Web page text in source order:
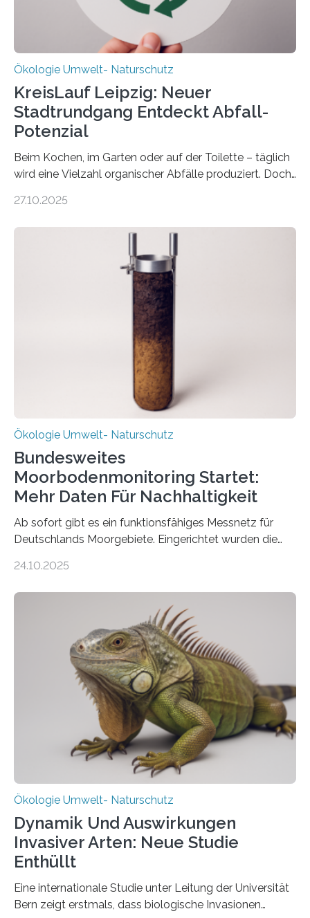
Ökologie Umwelt- Naturschutz
KreisLauf Leipzig: Neuer
Stadtrundgang Entdeckt Abfall-
Potenzial
Beim Kochen, im Garten oder auf der Toilette – täglich
wird eine Vielzahl organischer Abfälle produziert. Doch
Potenzial nur dann entfalten können, wenn sie in
Veränderung der Wirtschaft wichtig ist, zeigt der vom
Deutschen Biomasseforschungszentrum und der
Stadtreinigung Leipzig konzipierte und am 24. Oktober
2025 offiziell eingeweihte Stadtrundgang „KreisLauf“. Er
ist ab sofort im Leipziger Stadtgebiet…
27.10.2025
Ökologie Umwelt- Naturschutz
Bundesweites
Moorbodenmonitoring Startet:
Mehr Daten Für Nachhaltigkeit
Ab sofort gibt es ein funktionsfähiges Messnetz für
Deutschlands Moorgebiete. Eingerichtet wurden die
vergangenen fünf Jahren von Wissenschaftlerinnen
heutigen Donnerstag übergeben sie ihren Bericht zur
Aufbauphase an den Auftraggeber, das
Bundesministerium für Landwirtschaft, Ernährung und
Heimat. Braunschweig/Eberswalde (23. Oktober 2025).
Ein Netz aus 155 Messstationen spannt sich neuerdings
über Deutschlands Moorböden. Eingerichtet wurden sie
in den vergangenen fünf Jahren von
Wissenschaftlerinnen und Wissenschaftlern des
Thünen-Instituts für Agrarklimaschutz…
24.10.2025
Ökologie Umwelt- Naturschutz
Dynamik Und Auswirkungen
Invasiver Arten: Neue Studie
Enthüllt
Eine internationale Studie unter Leitung der Universität
Bern zeigt erstmals, dass biologische Invasionen